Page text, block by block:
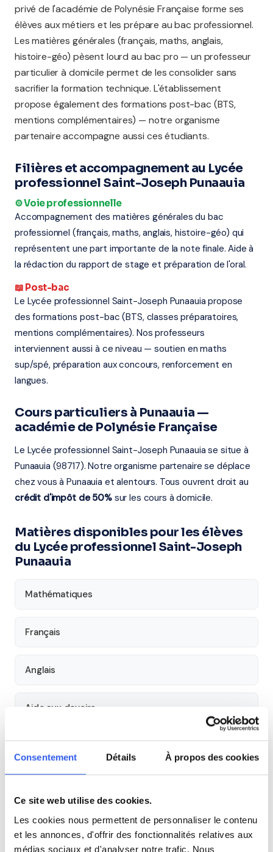
Consentement Détails À propos des cookies
Ce site web utilise des cookies.
Les cookies nous permettent de personnaliser le contenu
et les annonces, d'offrir des fonctionnalités relatives aux
médias sociaux et d'analyser notre trafic. Nous
privé de l'académie de Polynésie Française forme ses
élèves aux métiers et les prépare au bac professionnel.
Les matières générales (français, maths, anglais,
histoire-géo) pèsent lourd au bac pro — un professeur
particulier à domicile permet de les consolider sans
sacrifier la formation technique. L'établissement
propose également des formations post-bac (BTS,
mentions complémentaires) — notre organisme
partenaire accompagne aussi ces étudiants.
Filières et accompagnement au Lycée
professionnel Saint-Joseph Punaauia
⚙️ Voie professionnelle
Accompagnement des matières générales du bac
professionnel (français, maths, anglais, histoire-géo) qui
représentent une part importante de la note finale. Aide à
la rédaction du rapport de stage et préparation de l'oral.
📖 Post-bac
Le Lycée professionnel Saint-Joseph Punaauia propose
des formations post-bac (BTS, classes préparatoires,
mentions complémentaires). Nos professeurs
interviennent aussi à ce niveau — soutien en maths
sup/spé, préparation aux concours, renforcement en
langues.
Cours particuliers à Punaauia —
académie de Polynésie Française
Le Lycée professionnel Saint-Joseph Punaauia se situe à
Punaauia (98717). Notre organisme partenaire se déplace
chez vous à Punaauia et alentours. Tous ouvrent droit au
crédit d'impôt de 50%sur les cours à domicile.
Matières disponibles pour les élèves
du Lycée professionnel Saint-Joseph
Punaauia
Mathématiques
Français
Anglais
Aide aux devoirs
Cours par niveau